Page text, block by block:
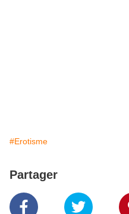
#Erotisme
Partager